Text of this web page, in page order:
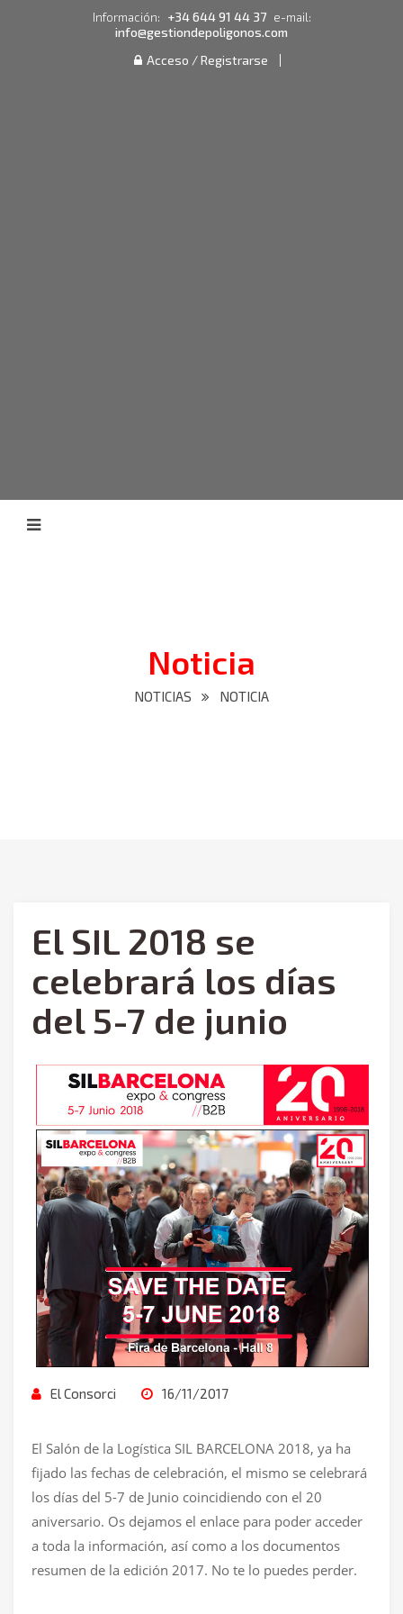
Información: +34 644 91 44 37 e-mail:
info@gestiondepoligonos.com
Acceso / Registrarse
Noticia
NOTICIAS NOTICIA
El SIL 2018 se
celebrará los días
del 5-7 de junio
El Consorci 16/11/2017
El Salón de la Logística SIL BARCELONA 2018, ya ha
fijado las fechas de celebración, el mismo se celebrará
los días del 5-7 de Junio coincidiendo con el 20
aniversario. Os dejamos el enlace para poder acceder
a toda la información, así como a los documentos
resumen de la edición 2017. No te lo puedes perder.